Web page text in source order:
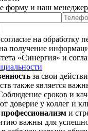
форму и наш менеджер
на обработку
на получение
«Синергия» и
за свои
также является
сроков и
доверие у коллег и
профессионализм и
важны для